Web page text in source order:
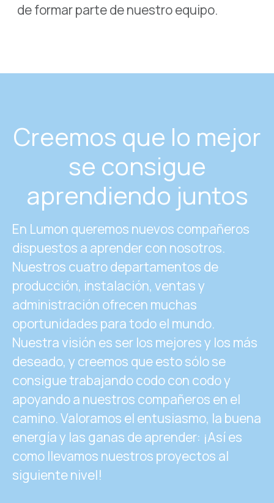
de formar parte de nuestro equipo.
Creemos que lo mejor
se consigue
aprendiendo juntos
En Lumon queremos nuevos compañeros
dispuestos a aprender con nosotros.
Nuestros cuatro departamentos de
producción, instalación, ventas y
administración ofrecen muchas
oportunidades para todo el mundo.
Nuestra visión es ser los mejores y los más
deseado, y creemos que esto sólo se
consigue trabajando codo con codo y
apoyando a nuestros compañeros en el
camino. Valoramos el entusiasmo, la buena
energía y las ganas de aprender: ¡Así es
como llevamos nuestros proyectos al
siguiente nivel!